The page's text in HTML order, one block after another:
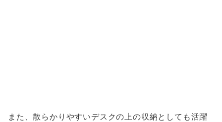
また、散らかりやすいデスクの上の収納としても活躍